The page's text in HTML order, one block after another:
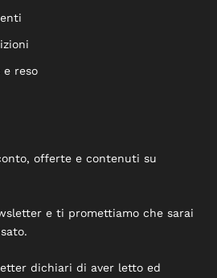
e reso
offerte e contenuti su
e ti promettiamo che sarai
dichiari di aver letto ed